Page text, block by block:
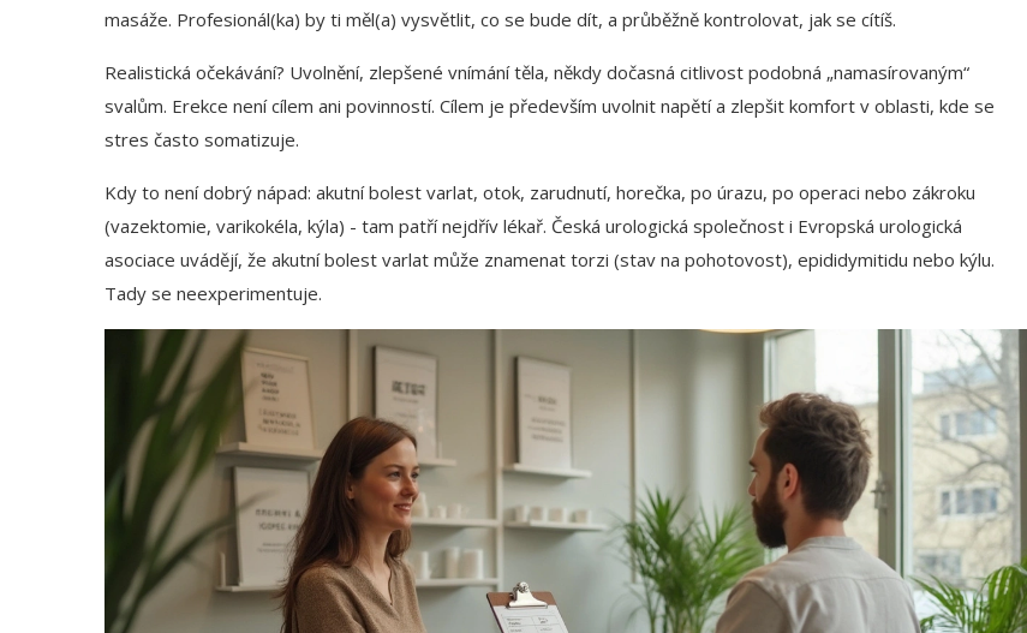
masáže. Profesionál(ka) by ti měl(a) vysvětlit, co se bude dít, a průběžně kontrolovat, jak se cítíš.
Realistická očekávání? Uvolnění, zlepšené vnímání těla, někdy dočasná citlivost podobná „namasírovaným“
svalům. Erekce není cílem ani povinností. Cílem je především uvolnit napětí a zlepšit komfort v oblasti, kde se
stres často somatizuje.
Kdy to není dobrý nápad: akutní bolest varlat, otok, zarudnutí, horečka, po úrazu, po operaci nebo zákroku
(vazektomie, varikokéla, kýla) - tam patří nejdřív lékař. Česká urologická společnost i Evropská urologická
asociace uvádějí, že akutní bolest varlat může znamenat torzi (stav na pohotovost), epididymitidu nebo kýlu.
Tady se neexperimentuje.